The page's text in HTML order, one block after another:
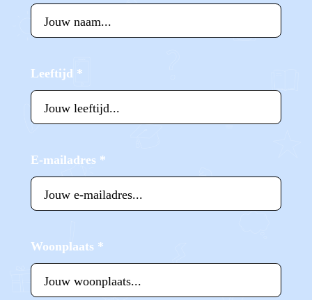
Leeftijd *
E-mailadres *
Woonplaats *